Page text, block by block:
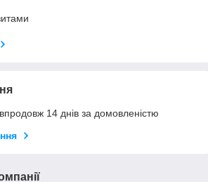
14 днів за домовленістю